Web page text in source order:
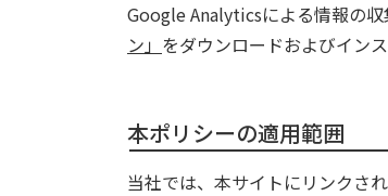
Google Analyticsによる情報の
ン」 をダウンロードおよびイン
本ポリシーの適用範囲
当社では、本サイトにリンクさ